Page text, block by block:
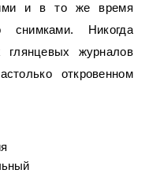
и в то же время
снимками. Никогда
журналов
откровенном